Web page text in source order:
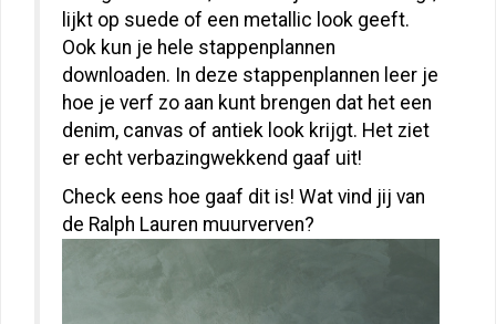
lijkt op suede of een metallic look geeft.
Ook kun je hele stappenplannen
downloaden. In deze stappenplannen leer je
hoe je verf zo aan kunt brengen dat het een
denim, canvas of antiek look krijgt. Het ziet
er echt verbazingwekkend gaaf uit!
Check eens hoe gaaf dit is! Wat vind jij van
de Ralph Lauren muurverven?